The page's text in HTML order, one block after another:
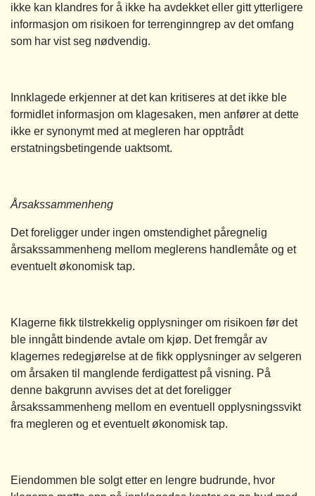
ikke kan klandres for å ikke ha avdekket eller gitt ytterligere
informasjon om risikoen for terrenginngrep av det omfang
som har vist seg nødvendig.
Innklagede erkjenner at det kan kritiseres at det ikke ble
formidlet informasjon om klagesaken, men anfører at dette
ikke er synonymt med at megleren har opptrådt
erstatningsbetingende uaktsomt.
Årsakssammenheng
Det foreligger under ingen omstendighet påregnelig
årsakssammenheng mellom meglerens handlemåte og et
eventuelt økonomisk tap.
Klagerne fikk tilstrekkelig opplysninger om risikoen før det
ble inngått bindende avtale om kjøp. Det fremgår av
klagernes redegjørelse at de fikk opplysninger av selgeren
om årsaken til manglende ferdigattest på visning. På
denne bakgrunn avvises det at det foreligger
årsakssammenheng mellom en eventuell opplysningssvikt
fra megleren og et eventuelt økonomisk tap.
Eiendommen ble solgt etter en lengre budrunde, hvor